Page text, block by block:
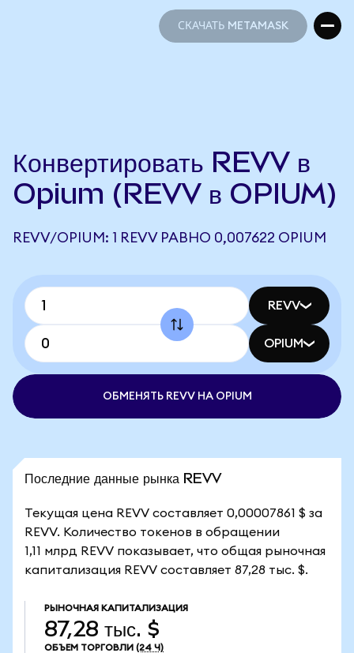
СКАЧАТЬ METAMASK
Конвертировать REVV в
Opium (REVV в OPIUM)
REVV/OPIUM: 1 REVV РАВНО 0,007622 OPIUM
REVV
OPIUM
ОБМЕНЯТЬ REVV НА OPIUM
Последние данные рынка REVV
Текущая цена REVV составляет 0,00007861 $ за
REVV. Количество токенов в обращении
1,11 млрд REVV показывает, что общая рыночная
капитализация REVV составляет 87,28 тыс. $.
РЫНОЧНАЯ КАПИТАЛИЗАЦИЯ
87,28 тыс. $
ОБЪЕМ ТОРГОВЛИ (24 Ч)